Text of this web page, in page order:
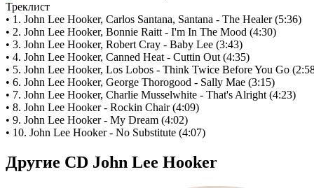
Треклист
• 1. John Lee Hooker, Carlos Santana, Santana - The Healer (5:36)
• 2. John Lee Hooker, Bonnie Raitt - I'm In The Mood (4:30)
• 3. John Lee Hooker, Robert Cray - Baby Lee (3:43)
• 4. John Lee Hooker, Canned Heat - Cuttin Out (4:35)
• 5. John Lee Hooker, Los Lobos - Think Twice Before You Go
• 6. John Lee Hooker, George Thorogood - Sally Mae (3:15)
• 7. John Lee Hooker, Charlie Musselwhite - That's Alright (4:23)
• 8. John Lee Hooker - Rockin Chair (4:09)
• 9. John Lee Hooker - My Dream (4:02)
• 10. John Lee Hooker - No Substitute (4:07)
Другие CD John Lee Hooker